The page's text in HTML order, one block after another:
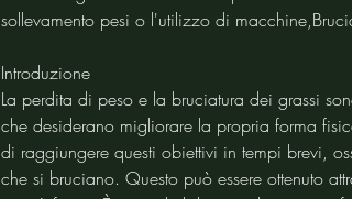
sollevamento pesi o l'utilizzo di
Introduzione
La perdita di peso e la bruciatura dei grassi
che desiderano migliorare la propria forma
di raggiungere questi obiettivi in tempi brevi,
che si bruciano. Questo può essere ottenuto